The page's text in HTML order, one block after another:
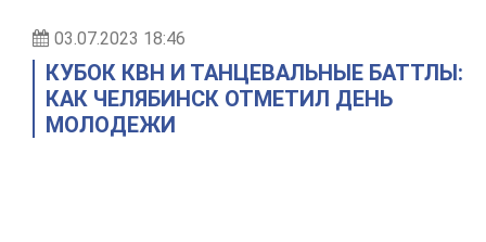
03.07.2023 18:46
КУБОК КВН И ТАНЦЕВАЛЬНЫЕ БАТТЛЫ:
КАК ЧЕЛЯБИНСК ОТМЕТИЛ ДЕНЬ
МОЛОДЕЖИ